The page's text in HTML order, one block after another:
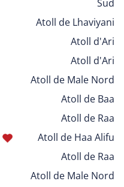
Sud
Atoll de Lhaviyani
Atoll d'Ari
Atoll d'Ari
Atoll de Male Nord
Atoll de Baa
Atoll de Raa
Atoll de Haa Alifu
Atoll de Raa
Atoll de Male Nord